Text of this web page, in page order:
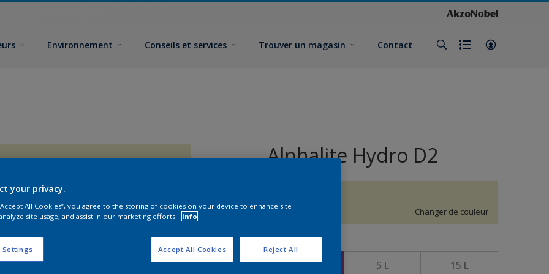
Environnement Conseils et services Trouver un magasin Contact
Alphalite Hydro D2
Changer de couleur
Format
1 L 5 L 15 L
your privacy.
All Cookies”, you agree to the storing of cookies on your device to enhance site
site usage, and assist in our marketing efforts.
Info
Settings Reject All
Accept All Cookies